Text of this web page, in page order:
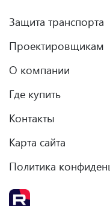
Защита транспорта
Проектировщикам
О компании
Где купить
Контакты
Карта сайта
Политика